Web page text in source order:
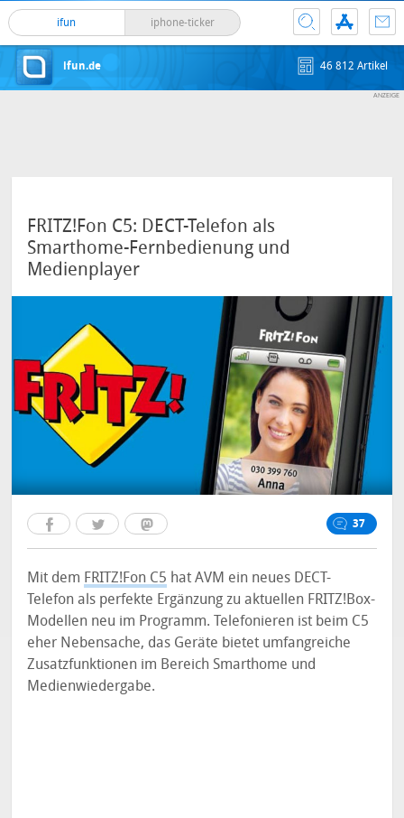
ifun iphone-ticker
ifun.de 46 812 Artikel
FRITZ!Fon C5: DECT-Telefon als
Smarthome-Fernbedienung und
Medienplayer
37
Mit dem FRITZ!Fon C5 hat AVM ein neues DECT-
Telefon als perfekte Ergänzung zu aktuellen FRITZ!Box-
Modellen neu im Programm. Telefonieren ist beim C5
eher Nebensache, das Geräte bietet umfangreiche
Zusatzfunktionen im Bereich Smarthome und
Medienwiedergabe.